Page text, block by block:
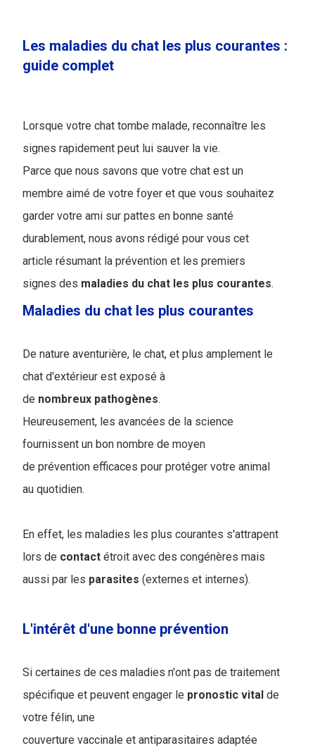
Les maladies du chat les plus courantes :
guide complet
Lorsque votre chat tombe malade, reconnaître les
signes rapidement peut lui sauver la vie.
Parce que nous savons que votre chat est un
membre aimé de votre foyer et que vous souhaitez
garder votre ami sur pattes en bonne santé
durablement, nous avons rédigé pour vous cet
article résumant la prévention et les premiers
signes des maladies du chat les plus courantes.
Maladies du chat les plus courantes
De nature aventurière, le chat, et plus amplement le
chat d'extérieur est exposé à
de nombreux pathogènes.
Heureusement, les avancées de la science
fournissent un bon nombre de moyen
de prévention efficaces pour protéger votre animal
au quotidien.
En effet, les maladies les plus courantes s'attrapent
lors de contact étroit avec des congénères mais
aussi par les parasites (externes et internes).
L'intérêt d'une bonne prévention
Si certaines de ces maladies n'ont pas de traitement
spécifique et peuvent engager le pronostic vital de
votre félin, une
couverture vaccinale et antiparasitaires adaptée